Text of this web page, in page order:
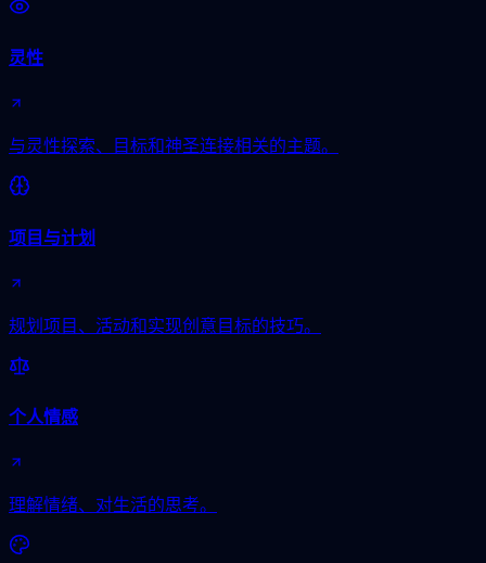
灵性
与灵性探索、目标和神圣连接相关的主题。
项目与计划
规划项目、活动和实现创意目标的技巧。
个人情感
理解情绪、对生活的思考。